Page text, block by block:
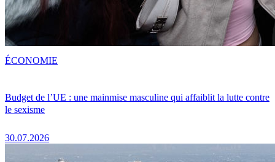
Budget de l’UE : une mainmise masculine qui affaiblit la lutte contre
le sexisme
30.07.2026
ÉCONOMIE